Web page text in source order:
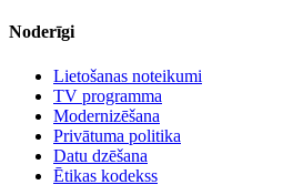
Noderīgi
Lietošanas noteikumi
TV programma
Modernizēšana
Privātuma politika
Datu dzēšana
Ētikas kodekss